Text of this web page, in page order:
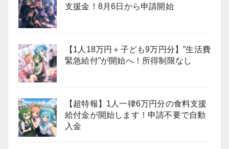
支援金！8月6日から申請開始
【1人18万円＋子ども9万円分】”生活費
緊急給付”が開始へ！所得制限なし
【超特報】1人一律6万円分の食料支援
給付金が開始します！申請不要で自動
入金